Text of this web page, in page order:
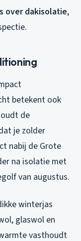
over dakisolatie,
betekent ook
de
je zolder
nabij de Grote
na isolatie met
van augustus.
winterjas
glaswol en
vasthoudt